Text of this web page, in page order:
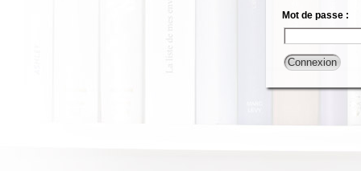
Mot de passe :